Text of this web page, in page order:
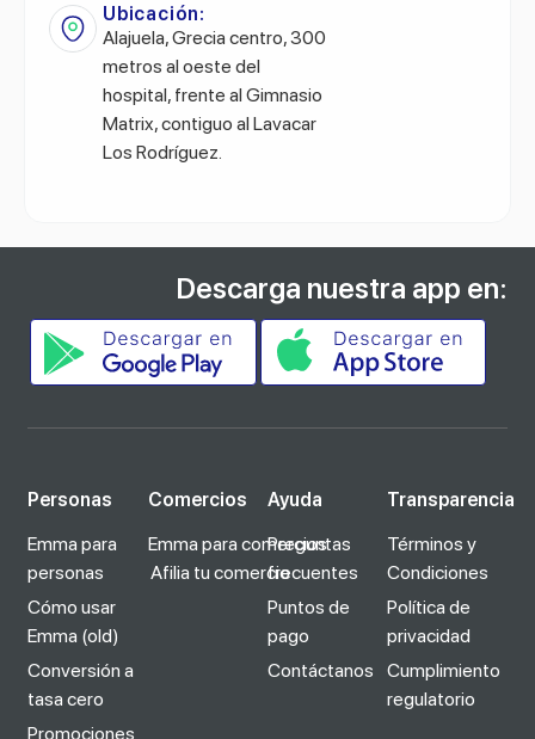
Ubicación:
Alajuela, Grecia centro, 300
metros al oeste del
hospital, frente al Gimnasio
Matrix, contiguo al Lavacar
Los Rodríguez.
Descarga nuestra app en:
Personas
Emma para
personas
Cómo usar
Emma (old)
Conversión a
tasa cero
Promociones
Comercios
Emma para comercios
Afilia tu comercio
Ayuda
Preguntas
frecuentes
Puntos de
pago
Contáctanos
Transparencia
Términos y
Condiciones
Política de
privacidad
Cumplimiento
regulatorio